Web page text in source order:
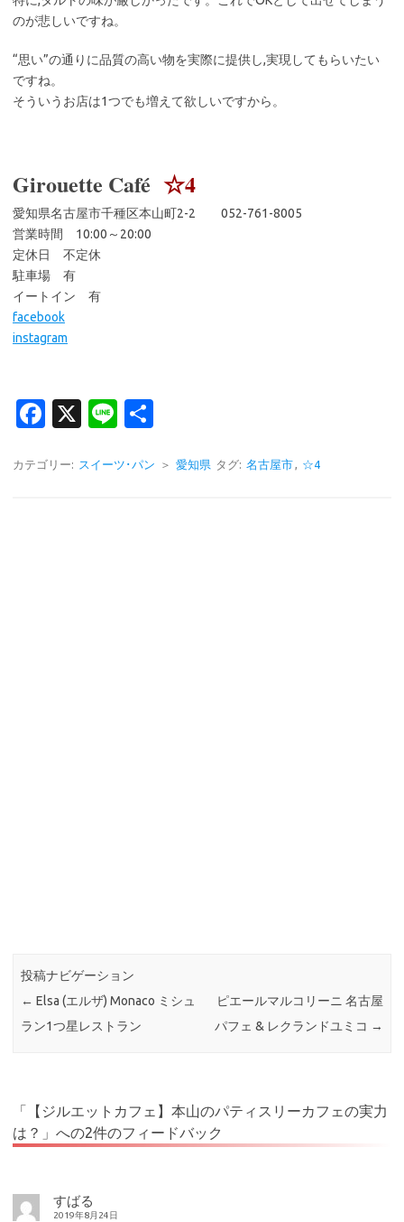
のが悲しいですね。
“思い”の通りに品質の高い物を実際に提供し,実現してもらいたい
ですね。
そういうお店は1つでも増えて欲しいですから。
Girouette Café ☆4
愛知県名古屋市千種区本山町2-2 052-761-8005
営業時間 10:00～20:00
定休日 不定休
駐車場 有
イートイン 有
facebook
instagram
Fa
e
X
Li
e
カテゴリー: スイーツ･パン ＞ 愛知県 タグ: 名古屋市, ☆4
投稿ナビゲーション
← Elsa (エルザ) Monaco ミシュ
ラン1つ星レストラン
ピエールマルコリーニ 名古屋
パフェ & レクランドユミコ →
「 【ジルエットカフェ】本山のパティスリーカフェの実力
は？ 」への2件のフィードバック
すばる
2019年8月24日